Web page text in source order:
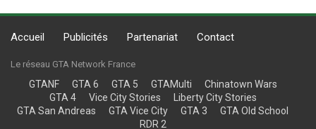
Accueil Publicités Partenariat Contact
Le réseau GTA Network France
GTANF GTA 6 GTA 5 GTAMulti
Chinatown Wars
GTA 4
Vice City Stories
Liberty City Stories
GTA San Andreas
GTA Vice City GTA 3
GTA Old School
RDR 2